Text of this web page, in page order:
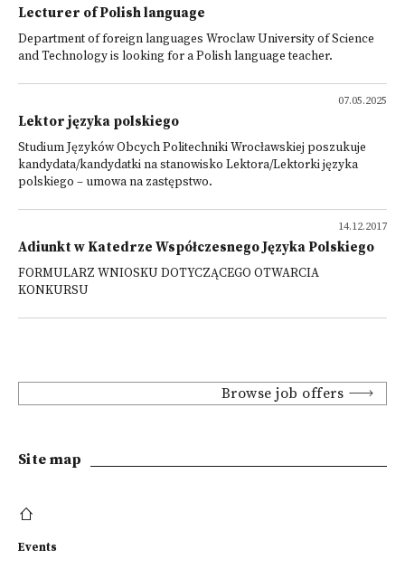
Lecturer of Polish language
Department of foreign languages Wroclaw University of Science
and Technology is looking for a Polish language teacher.
07.05.2025
Lektor języka polskiego
Studium Języków Obcych Politechniki Wrocławskiej poszukuje
kandydata/kandydatki na stanowisko Lektora/Lektorki języka
polskiego – umowa na zastępstwo.
14.12.2017
Adiunkt w Katedrze Współczesnego Języka Polskiego
FORMULARZ WNIOSKU DOTYCZĄCEGO OTWARCIA
KONKURSU
Browse job offers
Site map
Events